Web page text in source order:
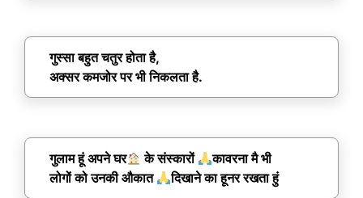
गुस्सा बहुत चतुर होता है,
अक्सर कमजोर पर भी निकलता है.
गुलाम हूं अपने घर के संस्कारों
कावरना मै भी
लोगों को उनकी औकात
दिखाने का हूनर रखता हुं